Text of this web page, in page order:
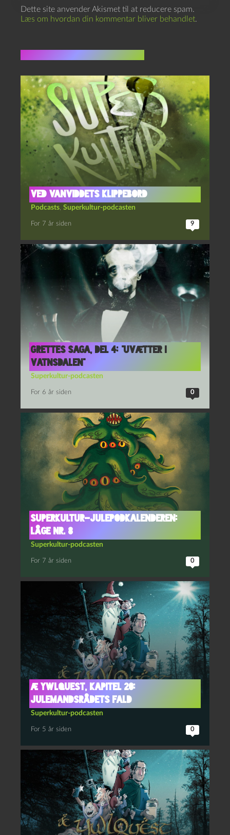
Dette site anvender Akismet til at reducere spam.
Læs om hvordan din kommentar bliver behandlet.
Ved vanviddets klippebord
Podcasts Superkultur-podcasten
For 7 år siden 9
Grettes saga, del 4: “Uvætter i
Vatnsdalen”
Superkultur-podcasten
For 6 år siden 0
Superkultur-julepodkalenderen:
Låge nr. 8
Superkultur-podcasten
For 7 år siden 0
Æ YwlQuest, kapitel 20:
Julemandsrådets fald
Superkultur-podcasten
For 5 år siden 0